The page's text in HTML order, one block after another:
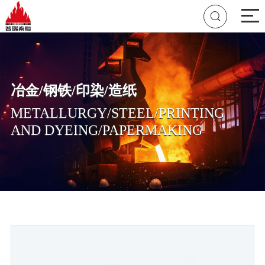

冶金/钢铁/印染/造纸
METALLURGY/STEEL/PRINTING
AND DYEING/PAPERMAKING